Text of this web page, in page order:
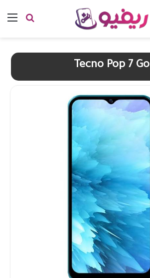
بحث
Tecno Pop 7 Go